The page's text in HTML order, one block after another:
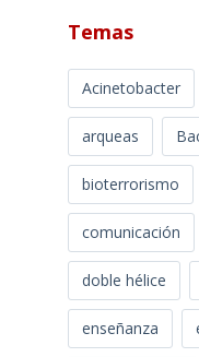
Temas
Acinetobacter
arqueas
bioterrorismo
comunicación
doble hélice
enseñanza